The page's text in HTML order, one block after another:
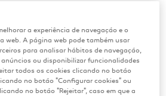
a experiência de navegação e o
web. A página web pode também usar
para analisar hábitos de navegação,
ou disponibilizar funcionalidades
todos os cookies clicando no botão
no botão "Configurar cookies" ou
no botão "Rejeitar", caso em que a